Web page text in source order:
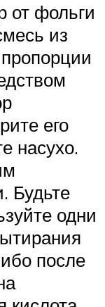
от фольги
из
его
насухо.
Будьте
одни
после